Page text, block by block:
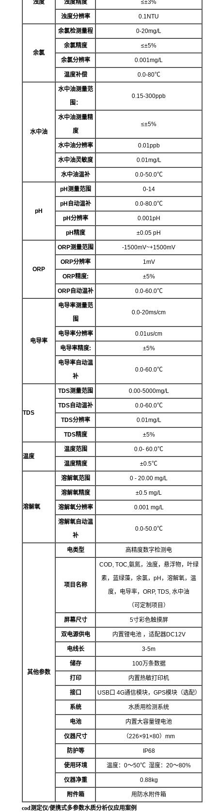
浊度 浊度精度 ≤±3%
浊度分辨率 0.1NTU
余氯
余氯检测量程 0-20mg/L
余氯精度 ≤±5%
余氯分辨率 0.001mg/L
温度补偿 0.0-80℃
水中油
水中油测量范
围：
0.15-300ppb
水中油测量精
度
≤±5%
水中油分辨率 0.01ppb
水中油灵敏度 0.01mg/L
水中油温补 0.0-50.0℃
pH
pH测量范围 0-14
pH自动温补 0.0-80.0℃
pH分辨率 0.001pH
pH精度 ±0.05 pH
ORP
ORP测量范围 -1500mV~+1500mV
ORP分辨率 1mV
ORP精度: ±5%
ORP自动温补 0.0-60.0℃
电导率
电导率测量范
围
0.0-20ms/cm
电导率分辨率 0.01us/cm
电导率精度: ±5%
电导率自动温
补
0.0-60.0℃
TDS
TDS测量范围 0.00-5000mg/L
TDS自动温补 0.0-60.0℃
TDS分辨率 0.01mg/L
TDS精度 ±5%
温度
温度范围 0.0- 60.0℃
温度精度 ±0.5℃
溶解氧
溶解氧范围 0 - 20.00 mg/L
溶解氧精度 ±0.5 mg/L
溶解氧分辨率 0.001 mg/L
溶解氧自动温
补
0.0-50.0℃
其他参数
电类型 高精度数字检测电
项目名称
COD, TOC,氨氮，浊度，悬浮物，叶绿
素，蓝绿藻，余氯，pH，溶解氧，温
度，电导率，ORP, TDS, 水中油
（可定制项目）
屏幕尺寸 5寸彩色触摸屏
双电源供电 内置锂电池 ，适配器DC12V
电线长 3-5m
储存 100万条数据
打印 内置热敏打印机
接口 USB口 4G通信模块，GPS模块（选配）
系统 水质用检测系统
电池 内置大容量锂电池
仪器尺寸 （226×91×80） mm
防护等 IP68
使用环境 温度： 0～50℃ 湿度：20～80%
仪器净重 0.88kg
附件箱
用防水附件箱
cod测定仪/便携式多参数水质分析仪应用案例